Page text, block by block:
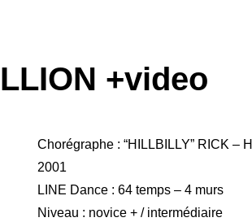
+video
Chorégraphe : “HILLBILLY” RICK –
2001
LINE Dance : 64 temps – 4 murs
Niveau : novice + / intermédiaire